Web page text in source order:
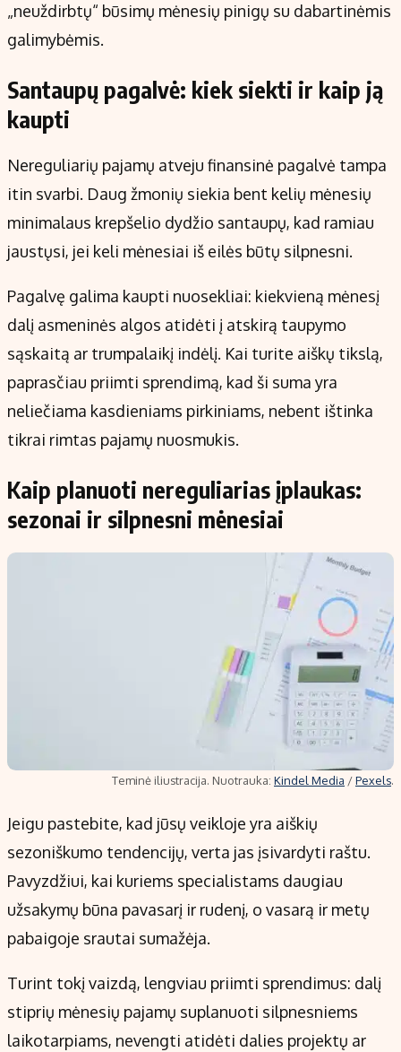
„neuždirbtų“ būsimų mėnesių pinigų su dabartinėmis
galimybėmis.
Santaupų pagalvė: kiek siekti ir kaip ją
kaupti
Nereguliarių pajamų atveju finansinė pagalvė tampa
itin svarbi. Daug žmonių siekia bent kelių mėnesių
minimalaus krepšelio dydžio santaupų, kad ramiau
jaustųsi, jei keli mėnesiai iš eilės būtų silpnesni.
Pagalvę galima kaupti nuosekliai: kiekvieną mėnesį
dalį asmeninės algos atidėti į atskirą taupymo
sąskaitą ar trumpalaikį indėlį. Kai turite aiškų tikslą,
paprasčiau priimti sprendimą, kad ši suma yra
neliečiama kasdieniams pirkiniams, nebent ištinka
tikrai rimtas pajamų nuosmukis.
Kaip planuoti nereguliarias įplaukas:
sezonai ir silpnesni mėnesiai
Teminė iliustracija. Nuotrauka: Kindel Media /Pexels.
Jeigu pastebite, kad jūsų veikloje yra aiškių
sezoniškumo tendencijų, verta jas įsivardyti raštu.
Pavyzdžiui, kai kuriems specialistams daugiau
užsakymų būna pavasarį ir rudenį, o vasarą ir metų
pabaigoje srautai sumažėja.
Turint tokį vaizdą, lengviau priimti sprendimus: dalį
stiprių mėnesių pajamų suplanuoti silpnesniems
laikotarpiams, nevengti atidėti dalies projektų ar